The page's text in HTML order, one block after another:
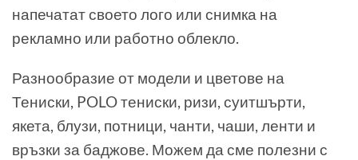
напечатат своето лого или снимка на
рекламно или работно облекло.
Разнообразие от модели и цветове на
Тениски, POLO тениски, ризи, суитшърти,
якета, блузи, потници, чанти, чаши, ленти и
връзки за баджове. Можем да сме полезни с